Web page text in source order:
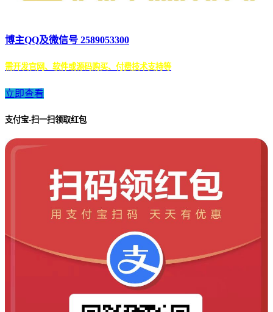
博主QQ及微信号 2589053300
需开发官网、软件或源码购买、付费技术支持等
立即查看
支付宝-扫一扫领取红包